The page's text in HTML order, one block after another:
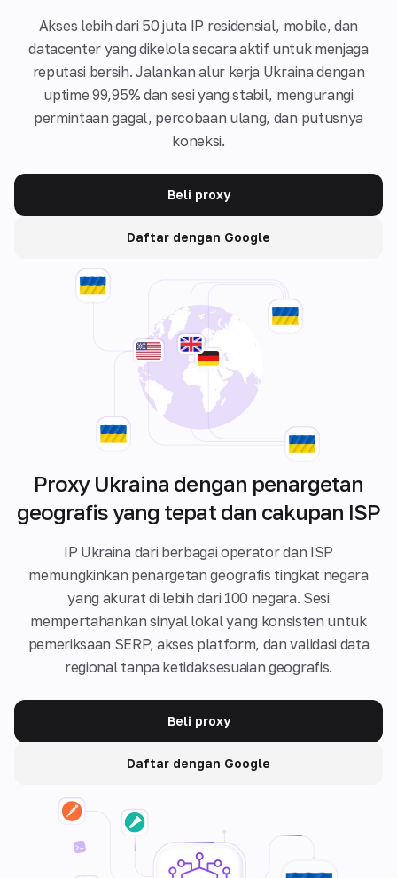
Akses lebih dari 50 juta IP residensial, mobile, dan
datacenter yang dikelola secara aktif untuk menjaga
reputasi bersih. Jalankan alur kerja Ukraina dengan
uptime 99,95% dan sesi yang stabil, mengurangi
permintaan gagal, percobaan ulang, dan putusnya
koneksi.
Beli proxy
Daftar dengan Google
Proxy Ukraina dengan penargetan
geografis yang tepat dan cakupan ISP
IP Ukraina dari berbagai operator dan ISP
memungkinkan penargetan geografis tingkat negara
yang akurat di lebih dari 100 negara. Sesi
mempertahankan sinyal lokal yang konsisten untuk
pemeriksaan SERP, akses platform, dan validasi data
regional tanpa ketidaksesuaian geografis.
Beli proxy
Daftar dengan Google